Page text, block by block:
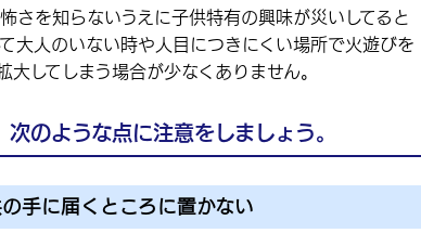
さを知らないうえに子供特有の興味が災いしてると
大人のいない時や人目につきにくい場所で火遊びを
大してしまう場合が少なくありません。
のような点に注意をしましょう。
手に届くところに置かない